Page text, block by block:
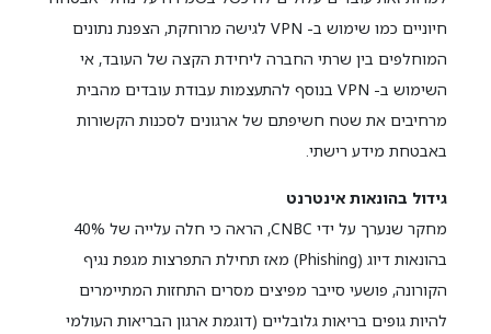
חיוניים כמו שימוש ב- VPN לגישה מרוחקת, הצפנת נתונים
המוחלפים בין שרתי החברה ליחידת הקצה של העובד, אי
השימוש ב- VPN בנוסף להתעצמות עבודת עובדים מהבית
מרחיבים את שטח חשיפתם של ארגונים לסכנות הקשורות
באבטחת מידע רישתי.
גידול בהונאות אינטרנט
מחקר שנערך על ידי CNBC, הראה כי חלה עלייה של 40%
בהונאות דיוג (Phishing) מאז תחילת התפרצות מגפת נגיף
הקורונה, פושעי סייבר מפיצים מסרים התחזות המתיימרים
להיות גופים בריאות גלובליים (דוגמת ארגון הבריאות העולמי